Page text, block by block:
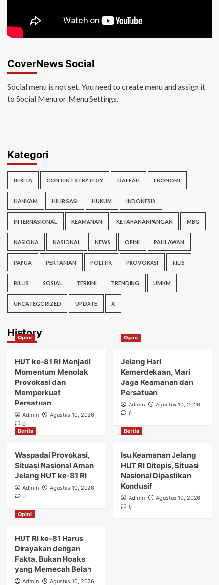
CoverNews Social
Social menu is not set. You need to create menu and assign it
to Social Menu on Menu Settings.
Kategori
BERITA CONTENT STRATEGY DAERAH EKONOMI
HANKAM HILIRISASI HUKUM INDONESIA
INTERNASIONAL KEAMANAN KETAHANANPANGAN MBG
NASIONA NASIONAL NEWS OPINI PAHLAWAN
PAPUA PERTANIAN POLITIK PROVOKASI RILIS
RILLIS SOSIAL TERKINI TRENDING UMKM
UNCATEGORIZED UPDATE X
History
Opini
HUT ke-81 RI Menjadi
Momentum Menolak
Provokasi dan
Memperkuat
Persatuan
Admin
Agustus 10, 2026
0
Opini
Jelang Hari
Kemerdekaan, Mari
Jaga Keamanan dan
Persatuan
Admin
Agustus 10, 2026
0
Berita
Waspadai Provokasi,
Situasi Nasional Aman
Jelang HUT ke-81 RI
Admin
Agustus 10, 2026
0
Berita
Isu Keamanan Jelang
HUT RI Ditepis, Situasi
Nasional Dipastikan
Kondusif
Admin
Agustus 10, 2026
0
Opini
HUT RI ke-81 Harus
Dirayakan dengan
Fakta, Bukan Hoaks
yang Memecah Belah
Admin
Agustus 10, 2026